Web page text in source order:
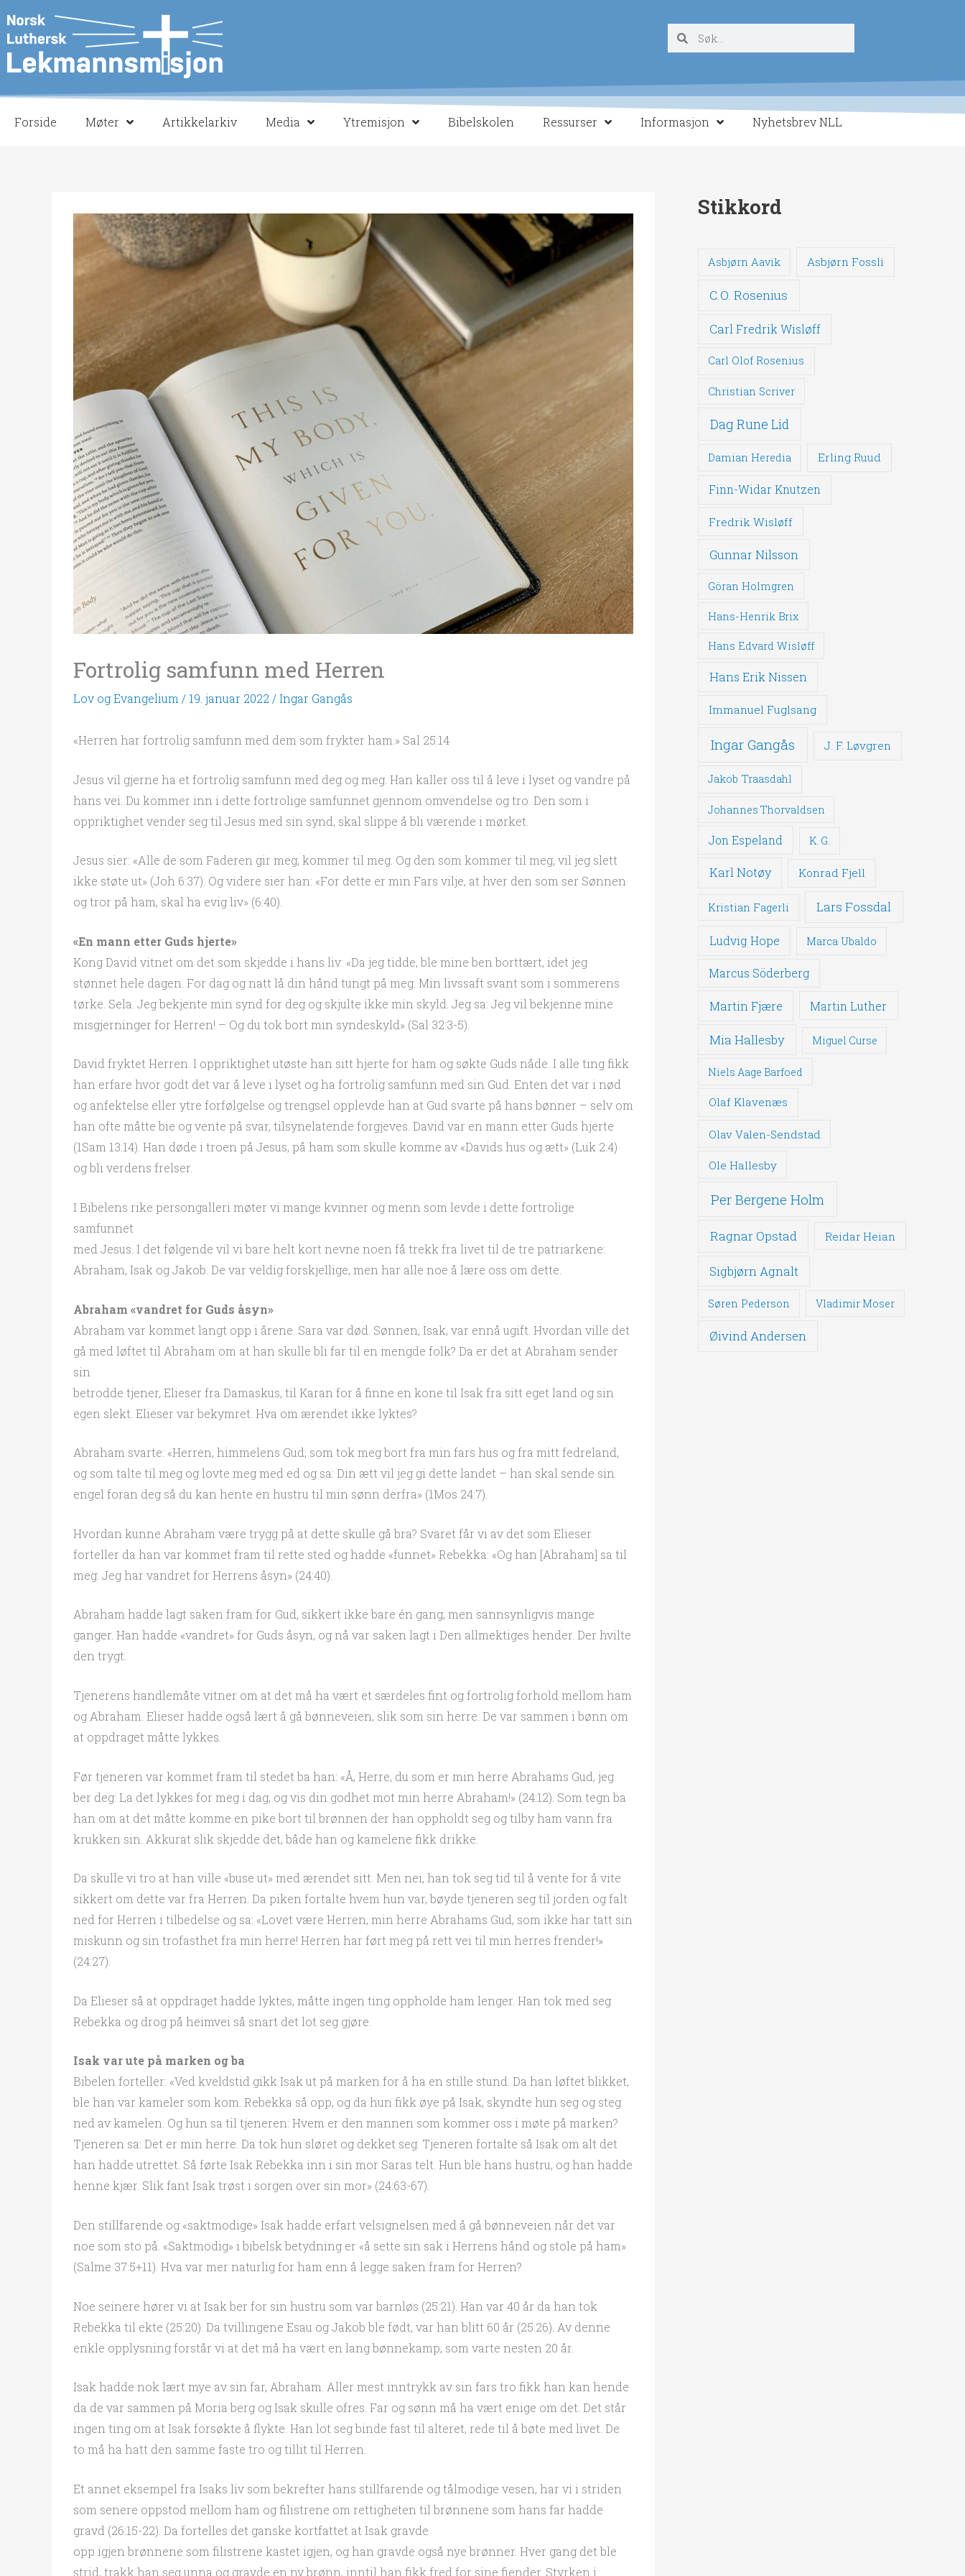
rett
til
innholdet
SøkSøk
Forside Møter Artikkelarkiv Media Ytremisjon Bibelskolen Ressurser Informasjon Nyhetsbrev NLL
Fortrolig samfunn med Herren
Lov og Evangelium / 19. januar 2022 /Ingar Gangås
«Herren har fortrolig samfunn med dem som frykter ham.» Sal 25:14
Jesus vil gjerne ha et fortrolig samfunn med deg og meg. Han kaller oss til å leve i lyset og vandre på
hans vei. Du kommer inn i dette fortrolige samfunnet gjennom omvendelse og tro. Den som i
oppriktighet vender seg til Jesus med sin synd, skal slippe å bli værende i mørket.
Jesus sier: «Alle de som Faderen gir meg, kommer til meg. Og den som kommer til meg, vil jeg slett
ikke støte ut» (Joh 6:37). Og videre sier han: «For dette er min Fars vilje, at hver den som ser Sønnen
og tror på ham, skal ha evig liv» (6:40).
«En mann etter Guds hjerte»
Kong David vitnet om det som skjedde i hans liv: «Da jeg tidde, ble mine ben borttært, idet jeg
stønnet hele dagen. For dag og natt lå din hånd tungt på meg. Min livssaft svant som i sommerens
tørke. Sela. Jeg bekjente min synd for deg og skjulte ikke min skyld. Jeg sa: Jeg vil bekjenne mine
misgjerninger for Herren! – Og du tok bort min syndeskyld» (Sal 32:3-5).
David fryktet Herren. I oppriktighet utøste han sitt hjerte for ham og søkte Guds nåde. I alle ting fikk
han erfare hvor godt det var å leve i lyset og ha fortrolig samfunn med sin Gud. Enten det var i nød
og anfektelse eller ytre forfølgelse og trengsel opplevde han at Gud svarte på hans bønner – selv om
han ofte måtte bie og vente på svar, tilsynelatende forgjeves. David var en mann etter Guds hjerte
(1Sam 13:14). Han døde i troen på Jesus, på ham som skulle komme av «Davids hus og ætt» (Luk 2:4)
og bli verdens frelser.
I Bibelens rike persongalleri møter vi mange kvinner og menn som levde i dette fortrolige
samfunnet
med Jesus. I det følgende vil vi bare helt kort nevne noen få trekk fra livet til de tre patriarkene:
Abraham, Isak og Jakob. De var veldig forskjellige, men har alle noe å lære oss om dette.
Abraham «vandret for Guds åsyn»
Abraham var kommet langt opp i årene. Sara var død. Sønnen, Isak, var ennå ugift. Hvordan ville det
gå med løftet til Abraham om at han skulle bli far til en mengde folk? Da er det at Abraham sender
sin
betrodde tjener, Elieser fra Damaskus, til Karan for å finne en kone til Isak fra sitt eget land og sin
egen slekt. Elieser var bekymret. Hva om ærendet ikke lyktes?
Abraham svarte: «Herren, himmelens Gud, som tok meg bort fra min fars hus og fra mitt fedreland,
og som talte til meg og lovte meg med ed og sa: Din ætt vil jeg gi dette landet – han skal sende sin
engel foran deg så du kan hente en hustru til min sønn derfra» (1Mos 24:7).
Hvordan kunne Abraham være trygg på at dette skulle gå bra? Svaret får vi av det som Elieser
forteller da han var kommet fram til rette sted og hadde «funnet» Rebekka: «Og han [Abraham] sa til
meg: Jeg har vandret for Herrens åsyn» (24:40).
Abraham hadde lagt saken fram for Gud, sikkert ikke bare én gang, men sannsynligvis mange
ganger. Han hadde «vandret» for Guds åsyn, og nå var saken lagt i Den allmektiges hender. Der hvilte
den trygt.
Tjenerens handlemåte vitner om at det må ha vært et særdeles fint og fortrolig forhold mellom ham
og Abraham. Elieser hadde også lært å gå bønneveien, slik som sin herre. De var sammen i bønn om
at oppdraget måtte lykkes.
Før tjeneren var kommet fram til stedet ba han: «Å, Herre, du som er min herre Abrahams Gud, jeg
ber deg: La det lykkes for meg i dag, og vis din godhet mot min herre Abraham!» (24:12). Som tegn ba
han om at det måtte komme en pike bort til brønnen der han oppholdt seg og tilby ham vann fra
krukken sin. Akkurat slik skjedde det, både han og kamelene fikk drikke.
Da skulle vi tro at han ville «buse ut» med ærendet sitt. Men nei, han tok seg tid til å vente for å vite
sikkert om dette var fra Herren. Da piken fortalte hvem hun var, bøyde tjeneren seg til jorden og falt
ned for Herren i tilbedelse og sa: «Lovet være Herren, min herre Abrahams Gud, som ikke har tatt sin
miskunn og sin trofasthet fra min herre! Herren har ført meg på rett vei til min herres frender!»
(24:27).
Da Elieser så at oppdraget hadde lyktes, måtte ingen ting oppholde ham lenger. Han tok med seg
Rebekka og drog på heimvei så snart det lot seg gjøre.
Isak var ute på marken og ba
Bibelen forteller: «Ved kveldstid gikk Isak ut på marken for å ha en stille stund. Da han løftet blikket,
ble han var kameler som kom. Rebekka så opp, og da hun fikk øye på Isak, skyndte hun seg og steg
ned av kamelen. Og hun sa til tjeneren: Hvem er den mannen som kommer oss i møte på marken?
Tjeneren sa: Det er min herre. Da tok hun sløret og dekket seg. Tjeneren fortalte så Isak om alt det
han hadde utrettet. Så førte Isak Rebekka inn i sin mor Saras telt. Hun ble hans hustru, og han hadde
henne kjær. Slik fant Isak trøst i sorgen over sin mor» (24:63-67).
Den stillfarende og «saktmodige» Isak hadde erfart velsignelsen med å gå bønneveien når det var
noe som sto på. «Saktmodig» i bibelsk betydning er «å sette sin sak i Herrens hånd og stole på ham»
(Salme 37:5+11). Hva var mer naturlig for ham enn å legge saken fram for Herren?
Noe seinere hører vi at Isak ber for sin hustru som var barnløs (25:21). Han var 40 år da han tok
Rebekka til ekte (25:20). Da tvillingene Esau og Jakob ble født, var han blitt 60 år (25:26). Av denne
enkle opplysning forstår vi at det må ha vært en lang bønnekamp, som varte nesten 20 år.
Isak hadde nok lært mye av sin far, Abraham. Aller mest inntrykk av sin fars tro fikk han kan hende
da de var sammen på Moria berg og Isak skulle ofres. Far og sønn må ha vært enige om det. Det står
ingen ting om at Isak forsøkte å flykte. Han lot seg binde fast til alteret, rede til å bøte med livet. De
to må ha hatt den samme faste tro og tillit til Herren.
Et annet eksempel fra Isaks liv som bekrefter hans stillfarende og tålmodige vesen, har vi i striden
som senere oppstod mellom ham og filistrene om rettigheten til brønnene som hans far hadde
gravd (26:15-22). Da fortelles det ganske kortfattet at Isak gravde
opp igjen brønnene som filistrene kastet igjen, og han gravde også nye brønner. Hver gang det ble
strid, trakk han seg unna og gravde en ny brønn, inntil han fikk fred for sine fiender. Styrken i
Stikkord
Asbjørn Aavik Asbjørn Fossli
C.O. Rosenius
Carl Fredrik Wisløff
Carl Olof Rosenius
Christian Scriver
Dag Rune Lid
Damian Heredia Erling Ruud
Finn-Widar Knutzen
Fredrik Wisløff
Gunnar Nilsson
Göran Holmgren
Hans-Henrik Brix
Hans Edvard Wisløff
Hans Erik Nissen
Immanuel Fuglsang
Ingar Gangås J. F. Løvgren
Jakob Traasdahl
Johannes Thorvaldsen
Jon Espeland K. G.
Karl Notøy Konrad Fjell
Kristian Fagerli Lars Fossdal
Ludvig Hope Marca Ubaldo
Marcus Söderberg
Martin Fjære Martin Luther
Mia Hallesby Miguel Curse
Niels Aage Barfoed
Olaf Klavenæs
Olav Valen-Sendstad
Ole Hallesby
Per Bergene Holm
Ragnar Opstad Reidar Heian
Sigbjørn Agnalt
Søren Pederson Vladimir Moser
Øivind Andersen